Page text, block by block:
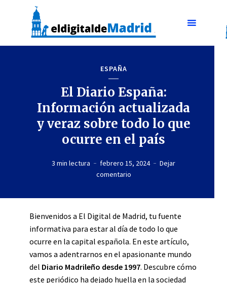
ESPAÑA
El Diario España:
Información actualizada
y veraz sobre todo lo que
ocurre en el país
3 min lectura febrero 15, 2024
Dejar
comentario
Bienvenidos a El Digital de Madrid, tu fuente
informativa para estar al día de todo lo que
ocurre en la capital española. En este artículo,
vamos a adentrarnos en el apasionante mundo
del Diario Madrileño desde 1997. Descubre cómo
este periódico ha dejado huella en la sociedad